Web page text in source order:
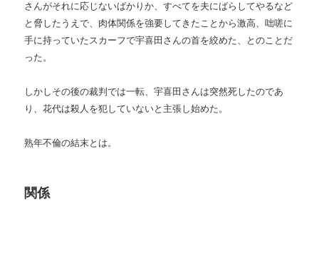
さんがそれに応じないばかりか、すべてを夫にばらしてやるなど
と脅したうえで、肉体関係を強要してきたことから激高、咄嗟に
手に持っていたスカーフで宇喜田さんの首を絞めた、とのことだ
った。
しかしその後の裁判では一転、宇喜田さんは突然死したのであ
り、花代は殺人を犯していないと主張し始めた。
熟年不倫の結末とは。
関係